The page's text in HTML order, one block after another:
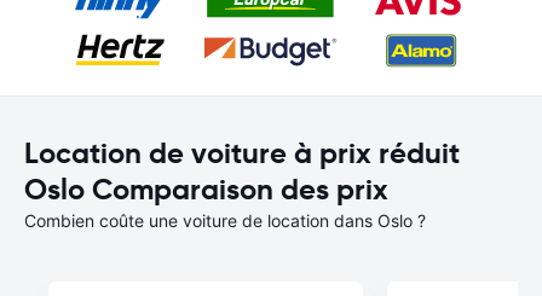
Location de voiture à prix réduit
Oslo Comparaison des prix
Combien coûte une voiture de location dans Oslo ?